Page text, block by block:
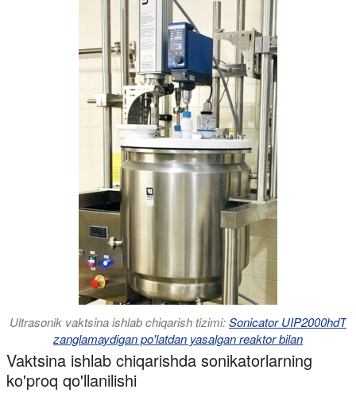
Ultrasonik vaktsina ishlab chiqarish tizimi:Sonicator UIP2000hdT
zanglamaydigan po'latdan yasalgan reaktor bilan
Vaktsina ishlab chiqarishda sonikatorlarning
ko'proq qo'llanilishi